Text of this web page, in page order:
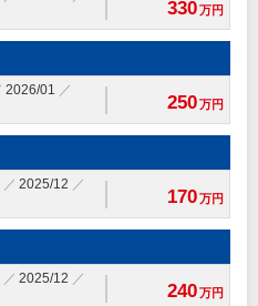
330万円
2026/01
250万円
2025/12
170万円
2025/12
240万円